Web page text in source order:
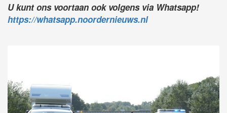
U kunt ons voortaan ook volgens via Whatsapp!
https://whatsapp.noordernieuws.nl